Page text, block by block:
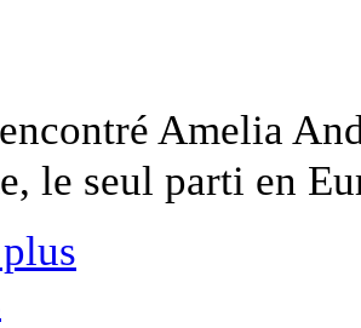
Amelia
le seul parti en